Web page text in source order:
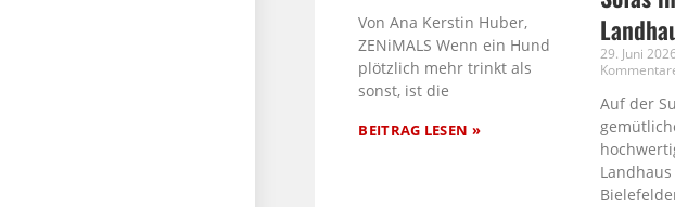
Von Ana Kerstin Huber,
ZENiMALS Wenn ein Hund
plötzlich mehr trinkt als
sonst, ist die
BEITRAG LESEN »
29. Juni
Auf der